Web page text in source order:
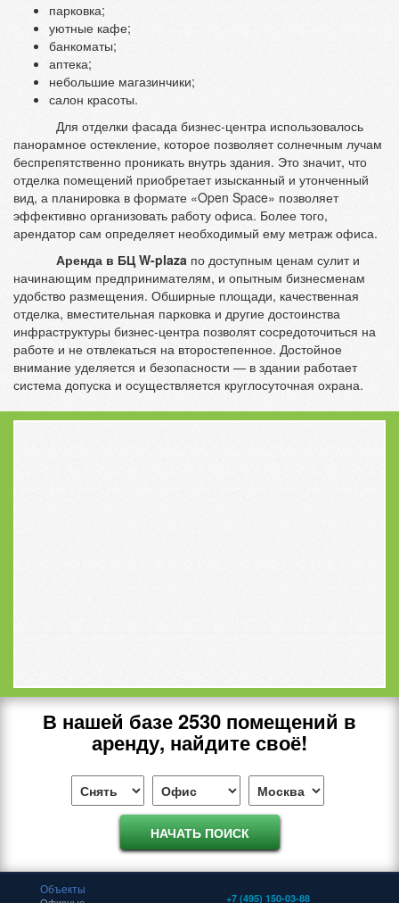
парковка;
уютные кафе;
банкоматы;
аптека;
небольшие магазинчики;
салон красоты.
Для отделки фасада бизнес-центра использовалось
панорамное остекление, которое позволяет солнечным лучам
беспрепятственно проникать внутрь здания. Это значит, что
отделка помещений приобретает изысканный и утонченный
вид, а планировка в формате «Open Space» позволяет
эффективно организовать работу офиса. Более того,
арендатор сам определяет необходимый ему метраж офиса.
Аренда в БЦ W-plaza по доступным ценам сулит и
начинающим предпринимателям, и опытным бизнесменам
удобство размещения. Обширные площади, качественная
отделка, вместительная парковка и другие достоинства
инфраструктуры бизнес-центра позволят сосредоточиться на
работе и не отвлекаться на второстепенное. Достойное
внимание уделяется и безопасности — в здании работает
система допуска и осуществляется круглосуточная охрана.
В нашей базе2530 помещений в
аренду, найдите своё!
Объекты
+7 (495) 150-03-88